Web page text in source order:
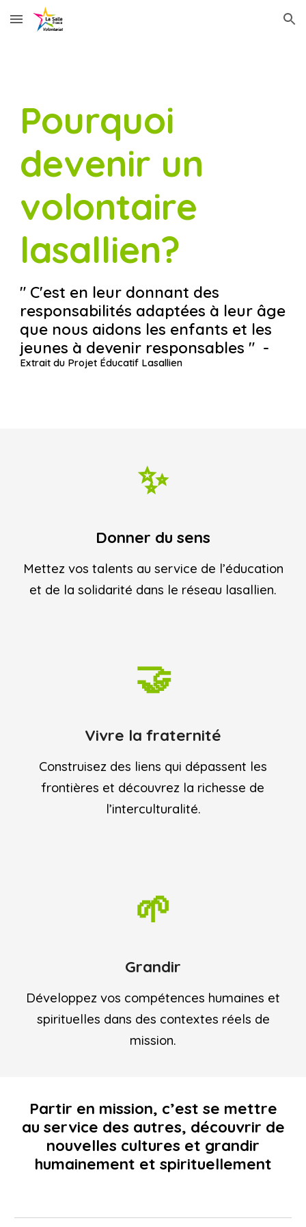
Skip to main content Skip to navigation
Pourquoi
devenir un
volontaire
lasallien?
" C'est en leur donnant des
responsabilités adaptées à leur âge
que nous aidons les enfants et les
jeunes à devenir responsables " -
Extrait du Projet Éducatif Lasallien
✨
Donner du sens
Mettez vos talents au service de l’éducation
et de la solidarité dans le réseau lasallien.
🤝
Vivre la fraternité
Construisez des liens qui dépassent les
frontières et découvrez la richesse de
l’interculturalité.
🌱
Grandir
Développez vos compétences humaines et
spirituelles dans des contextes réels de
mission.
Partir en mission, c’est se mettre
au service des autres, découvrir de
nouvelles cultures et grandir
humainement et spirituellement